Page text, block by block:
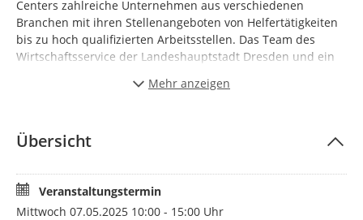
Centers zahlreiche Unternehmen aus verschiedenen
Branchen mit ihren Stellenangeboten von Helfertätigkeiten
bis zu hoch qualifizierten Arbeitsstellen. Das Team des
Wirtschaftsservice der Landeshauptstadt Dresden und ein
Ansprechpartner zur Verfügung.
Jobangeboten zu präsentieren? Dann sichern Sie sich einen
der limitierten Ausstellerplätze und melden Sie sich hier an.
Personen, die bei der Standbetreuung mitwirken, benötigen
keine Anmeldung. Dieses Angebot ist für Sie kostenfrei.
Mehr anzeigen
Übersicht
Veranstaltungstermin
Mittwoch 07.05.2025 10:00 - 15:00 Uhr